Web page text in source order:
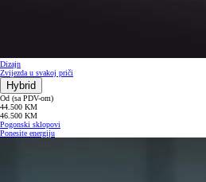
Dizajn
Zvijezda u svakoj priči
Hybrid
Od (sa PDV-om)
44.500 KM
46.500 KM
Pogonski sklopovi
Ponesite energiju